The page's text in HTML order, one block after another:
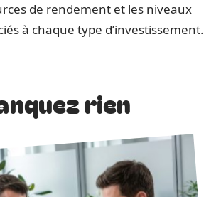
de rendement et les niveaux
à chaque type d’investissement.
rien